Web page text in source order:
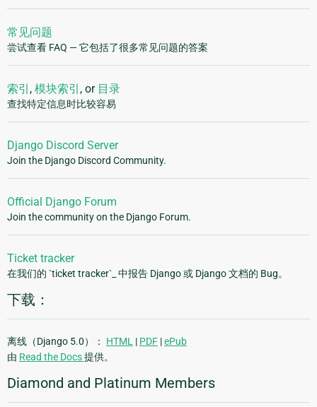
常见问题
尝试查看 FAQ — 它包括了很多常见问题的答案
索引 , 模块索引 , or 目录
查找特定信息时比较容易
Django Discord Server
Join the Django Discord Community.
Official Django Forum
Join the community on the Django Forum.
Ticket tracker
在我们的 `ticket tracker`_ 中报告 Django 或 Django 文档的 Bug。
下载：
离线（Django 5.0）： HTML | PDF |ePub
由 Read the Docs提供。
Diamond and Platinum Members